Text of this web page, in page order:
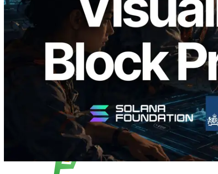
Analyzer — 以 slot 为单位可视化区块生
成时间与对应验证者